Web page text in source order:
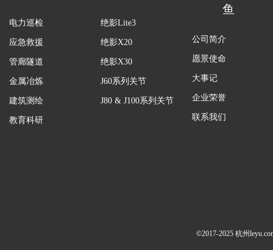
电力巡检
应急救援
管廊隧道
金属冶炼
建筑测绘
教育科研
绝影Lite3
绝影X20
绝影X30
J60系列关节
J80 & J100系列关节
鱼
公司简介
愿景使命
大事记
企业荣誉
联系我们
©2017-2025 杭州